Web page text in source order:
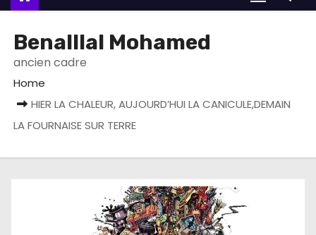
c
Benalllal Mohamed
ancien cadre
Home
HIER LA CHALEUR, AUJOURD’HUI LA CANICULE,DEMAIN
LA FOURNAISE SUR TERRE